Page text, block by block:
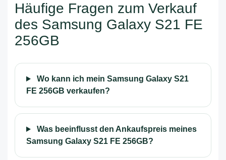
Häufige Fragen zum Verkauf
des Samsung Galaxy S21 FE
256GB
Wo kann ich mein Samsung Galaxy S21
FE 256GB verkaufen?
Was beeinflusst den Ankaufspreis meines
Samsung Galaxy S21 FE 256GB?